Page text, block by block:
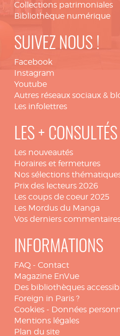
Collections patrimoniales
Bibliothèque numérique
SUIVEZ NOUS !
Facebook
Instagram
Youtube
Autres réseaux sociaux &
Les infolettres
LES + CONSULTÉS
Les nouveautés
Horaires et fermetures
Nos sélections
Prix des lecteurs 2026
Les coups de coeur 2025
Les Mordus du Manga
Vos derniers
INFORMATIONS
FAQ - Contact
Magazine EnVue
Des bibliothèques
Foreign in Paris ?
Cookies - Données
Mentions légales
Plan du site